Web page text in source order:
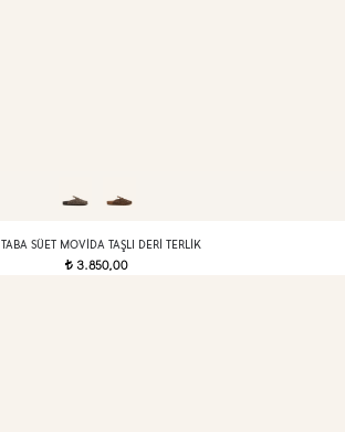
TABA SÜET MOVIDA TAŞLI DERI TERLIK
t3.850,00